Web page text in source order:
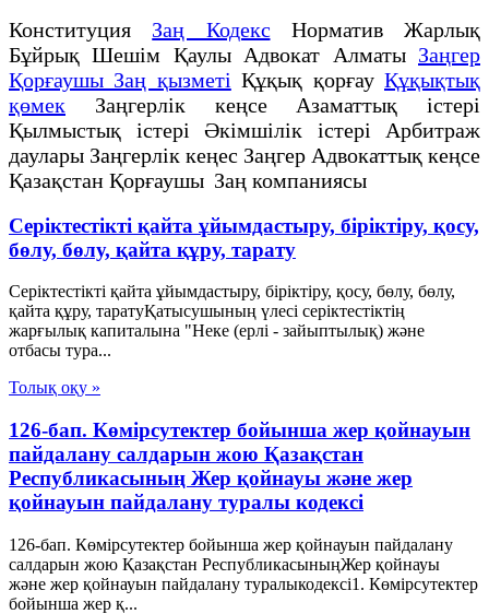
Конституция Заң Кодекс Норматив Жарлық
Бұйрық Шешім Қаулы Адвокат Алматы Заңгер
Қорғаушы Заң қызметі Құқық қорғауҚұқықтық
қөмек Заңгерлік кеңсе Азаматтық істері
Қылмыстық істері Әкімшілік істері Арбитраж
даулары Заңгерлік кеңес Заңгер Адвокаттық кеңсе
Қазақстан Қорғаушы Заң компаниясы
Серіктестікті қайта ұйымдастыру, біріктіру, қосу,
бөлу, бөлу, қайта құру, тарату
Серіктестікті қайта ұйымдастыру, біріктіру, қосу, бөлу, бөлу,
қайта құру, таратуҚатысушының үлесі серіктестіктің
жарғылық капиталына "Неке (ерлі - зайыптылық) және
отбасы тура...
Толық оқу »
126-бап. Көмірсутектер бойынша жер қойнауын
пайдалану салдарын жою Қазақстан
Республикасының Жер қойнауы және жер
қойнауын пайдалану туралы кодексі
126-бап. Көмірсутектер бойынша жер қойнауын пайдалану
салдарын жою Қазақстан РеспубликасыныңЖер қойнауы
және жер қойнауын пайдалану туралыкодексі1. Көмірсутектер
бойынша жер қ...